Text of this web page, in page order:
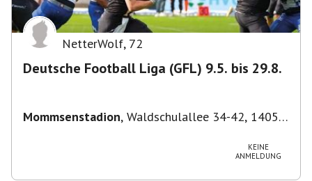
NetterWolf, 72
Deutsche Football Liga (GFL) 9.5. bis 29.8.
Mommsenstadion, Waldschulallee 34-42, 14055
KEINE
ANMELDUNG